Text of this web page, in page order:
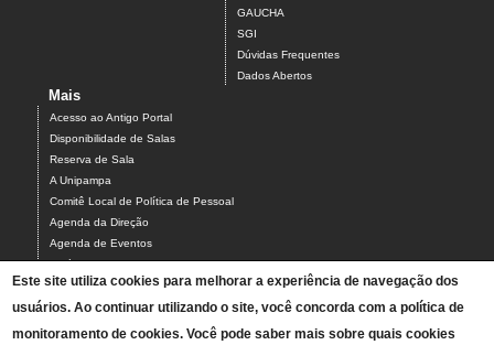
GAUCHA
SGI
Dúvidas Frequentes
Dados Abertos
Mais
Acesso ao Antigo Portal
Disponibilidade de Salas
Reserva de Sala
A Unipampa
Comitê Local de Política de Pessoal
Agenda da Direção
Agenda de Eventos
Estágios
Relatório de Gestão
Infraestrutura do Campus
Este site utiliza cookies para melhorar a experiência de navegação dos
usuários. Ao continuar utilizando o site, você concorda com a política de
monitoramento de cookies. Você pode saber mais sobre quais cookies